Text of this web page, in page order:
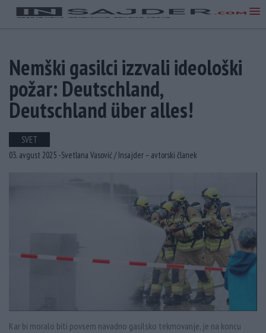
Nemški gasilci izzvali ideološki
požar: Deutschland,
Deutschland über alles!
SVET
03. avgust 2025 -Svetlana Vasović /Insajder – avtorski članek
Kar bi moralo biti povsem navadno gasilsko tekmovanje, je na koncu